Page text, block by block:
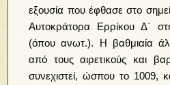
εξουσία που έφθασε στο
Αυτοκράτορα Ερρίκου Δ΄
(όπου ανωτ.). Η βαθμιαία
από τους αιρετικούς και
συνεχιστεί, ώσπου το 1009,